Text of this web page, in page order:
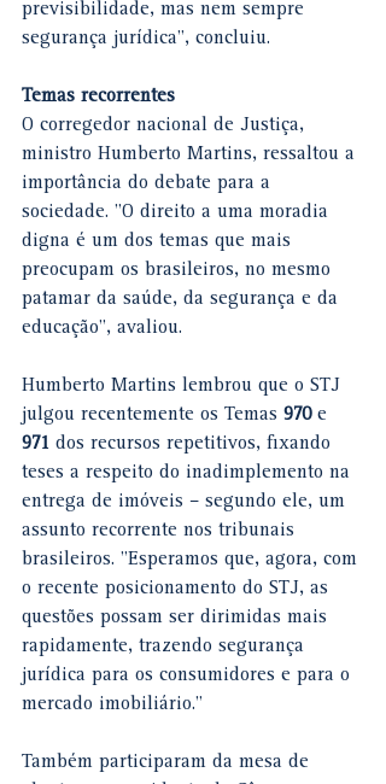
previsibilidade, mas nem sempre
segurança jurídica", concluiu.
Temas recorre​​​ntes
O corregedor nacional de Justiça,
ministro Humberto Martins, ressaltou a
importância do debate para a
sociedade. "O direito a uma moradia
digna é um dos temas que mais
preocupam os brasileiros, no mesmo
patamar da saúde, da segurança e da
educação", avaliou.
Humberto Martins lembrou que o STJ
julgou recentemente os Temas 970 e
971 dos recursos repetitivos, fixando
teses a respeito do inadimplemento na
entrega de imóveis – segundo ele, um
assunto recorrente nos tribunais
brasileiros. "Esperamos que, agora, com
o recente posicionamento do STJ, as
questões possam ser dirimidas mais
rapidamente, trazendo segurança
jurídica para os consumidores e para o
mercado imobiliário."
Também participaram da mesa de